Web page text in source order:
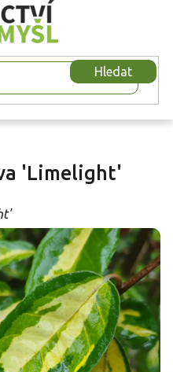
Hledat
'Limelight'